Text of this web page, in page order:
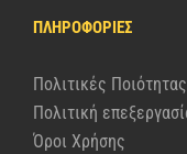
ΠΛΗΡΟΦΟΡΊΕΣ
Πολιτικές Ποιότητας
Πολιτική
Όροι Χρήσης